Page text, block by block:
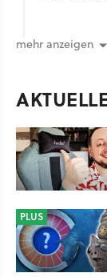
mehr anzeigen
PLUS